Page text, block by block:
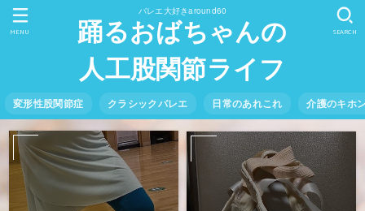
バレエ大好きaround60
踊るおばちゃんの
人工股関節ライフ
変形性股関節症 クラシックバレエ 日常のあれこれ 介護のキホ
SEARCH
MENU